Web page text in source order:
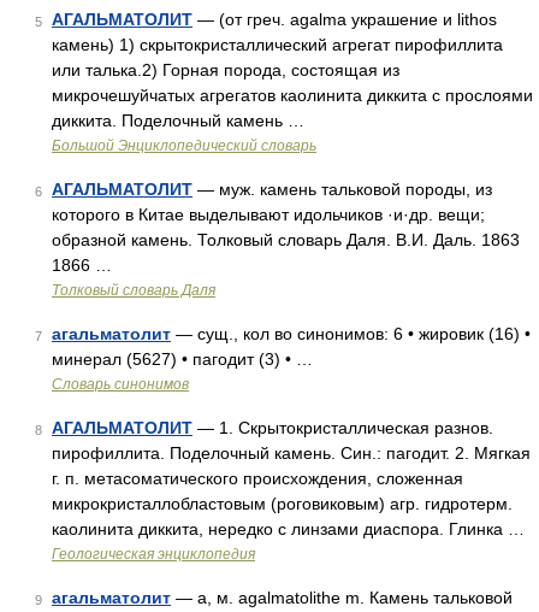
5 АГАЛЬМАТОЛИТ — (от греч. agalma украшение и lithos
камень) 1) скрытокристаллический агрегат пирофиллита
или талька.2) Горная порода, состоящая из
микрочешуйчатых агрегатов каолинита диккита с прослоями
диккита. Поделочный камень …
Большой Энциклопедический словарь
6 АГАЛЬМАТОЛИТ — муж. камень тальковой породы, из
которого в Китае выделывают идольчиков ·и·др. вещи;
образной камень. Толковый словарь Даля. В.И. Даль. 1863
1866 …
Толковый словарь Даля
7 агальматолит — сущ., кол во синонимов: 6 • жировик (16) •
минерал (5627) • пагодит (3) • …
Словарь синонимов
8 АГАЛЬМАТОЛИТ — 1. Скрытокристаллическая разнов.
пирофиллита. Поделочный камень. Син.: пагодит. 2. Мягкая
г. п. метасоматического происхождения, сложенная
микрокристаллобластовым (роговиковым) агр. гидротерм.
каолинита диккита, нередко с линзами диаспора. Глинка …
Геологическая энциклопедия
9 агальматолит — а, м. agalmatolithe m. Камень тальковой